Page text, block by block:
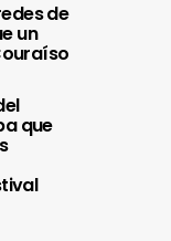
de
un
que